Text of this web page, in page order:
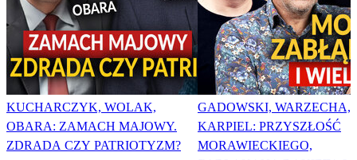
KUCHARCZYK, WOLAK,
OBARA: ZAMACH MAJOWY.
ZDRADA CZY PATRIOTYZM?
GADOWSKI, WARZECHA,
KARPIEL: PRZYSZŁOŚĆ
MORAWIECKIEGO,